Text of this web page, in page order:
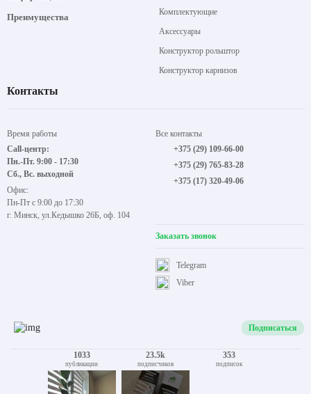
Преимущества
Комплектующие
Аксессуары
Конструктор рольштор
Конструктор карнизов
Контакты
Время работы
Call-центр:
Пн.-Пт. 9:00 - 17:30
Сб., Вс. выходной
Офис:
Пн-Пт с 9:00 до 17:30
г. Минск, ул.Кедышко 26Б, оф. 104
Все контакты
+375 (29) 109-66-00
+375 (29) 765-83-28
+375 (17) 320-49-06
Заказать звонок
Viber
Telegram
Подписаться
1033
публикации
23.5k
подписчиков
353
подписок